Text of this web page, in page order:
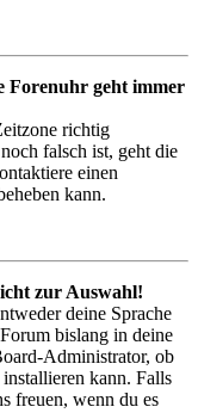
Forenuhr geht immer
richtig
falsch ist, geht die
einen
kann.
zur Auswahl!
deine Sprache
bislang in deine
Administrator, ob
kann. Falls
freuen, wenn du es